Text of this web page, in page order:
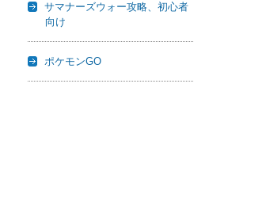
サマナーズウォー攻略、初心者
向け
ポケモンGO